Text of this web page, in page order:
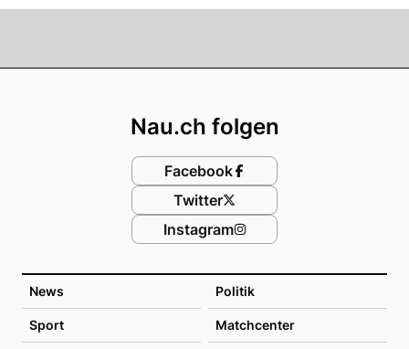
News Politik
Sport Matchcenter
Nau.ch folgen
Facebook
Twitter
Instagram